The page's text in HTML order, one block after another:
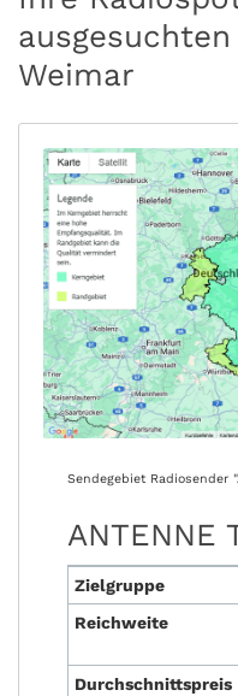
Weimar
Sendegebiet Radiosender
ANTENNE
Zielgruppe
Reichweite
Durchschnittspreis